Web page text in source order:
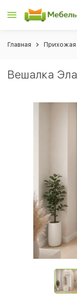
Главная Прихожая
Вешалка